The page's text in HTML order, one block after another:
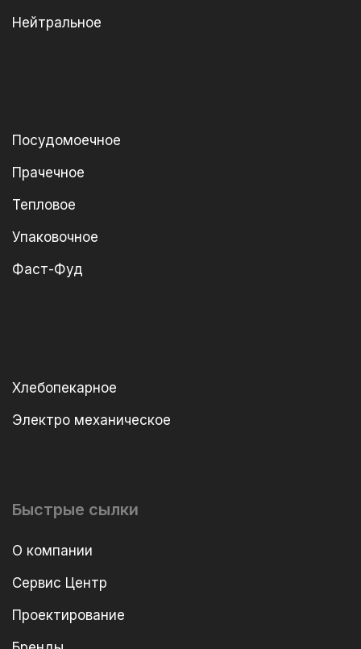
Нейтральное
Посудомоечное
Прачечное
Тепловое
Упаковочное
Фаст-Фуд
Хлебопекарное
Электро механическое
Быстрые сылки
О компании
Сервис Центр
Проектирование